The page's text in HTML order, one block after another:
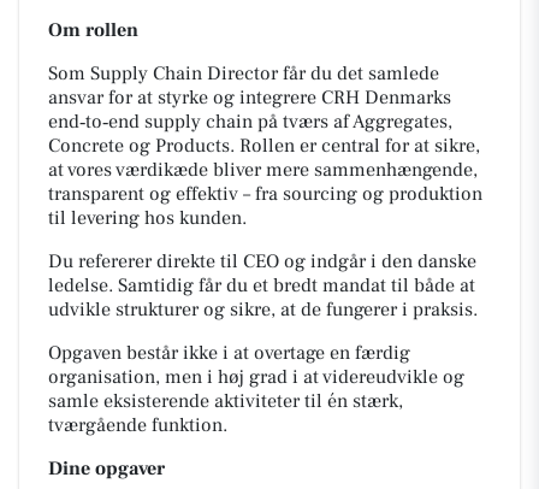
Om rollen
Som Supply Chain Director får du det samlede
ansvar for at styrke og integrere CRH Denmarks
end‑to‑end supply chain på tværs af Aggregates,
Concrete og Products. Rollen er central for at sikre,
at vores værdikæde bliver mere sammenhængende,
transparent og effektiv – fra sourcing og produktion
til levering hos kunden.
Du refererer direkte til CEO og indgår i den danske
ledelse. Samtidig får du et bredt mandat til både at
udvikle strukturer og sikre, at de fungerer i praksis.
Opgaven består ikke i at overtage en færdig
organisation, men i høj grad i at videreudvikle og
samle eksisterende aktiviteter til én stærk,
tværgående funktion.
Dine opgaver